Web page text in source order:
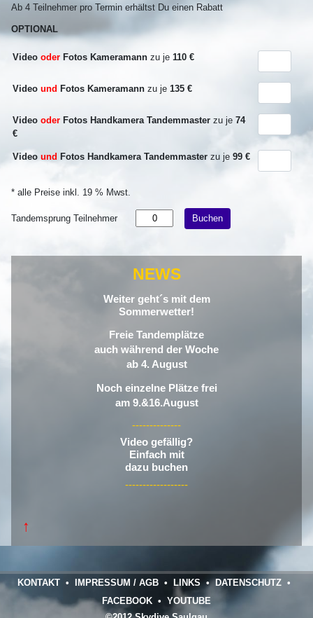
Ab 4 Teilnehmer pro Termin erhältst Du einen Rabatt
OPTIONAL
Video oder Fotos Kameramann zu je 110 €
Video und Fotos Kameramann zu je 135 €
Video oder Fotos Handkamera Tandemmaster zu je 74
€
Video und Fotos Handkamera Tandemmaster zu je 99 €
* alle Preise inkl. 19 % Mwst.
Tandemsprung Teilnehmer Buchen
NEWS
Weiter geht´s mit dem
Sommerwetter!
Freie Tandemplätze
auch während der Woche
ab 4. August
Noch einzelne Plätze frei
am 9.&16.August
--------------
Video gefällig?
Einfach mit
dazu buchen
------------------
↑
KONTAKT • IMPRESSUM / AGB • LINKS • DATENSCHUTZ •
FACEBOOK • YOUTUBE